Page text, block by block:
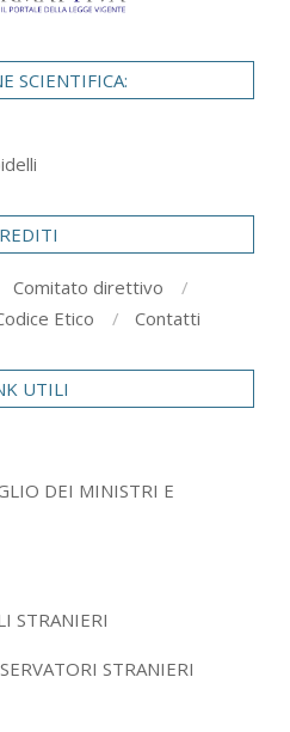
SCIENTIFICA:
Comitato direttivo
Etico Contatti
UTILI
DEI MINISTRI E
STRANIERI
STRANIERI